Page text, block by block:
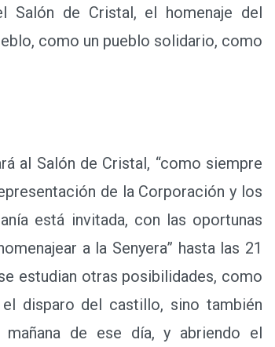
Salón de Cristal, el homenaje del
como un pueblo solidario, como
al Salón de Cristal, “como siempre
de la Corporación y los
está invitada, con las oportunas
a la Senyera” hasta las 21
estudian otras posibilidades, como
disparo del castillo, sino también
de ese día, y abriendo el